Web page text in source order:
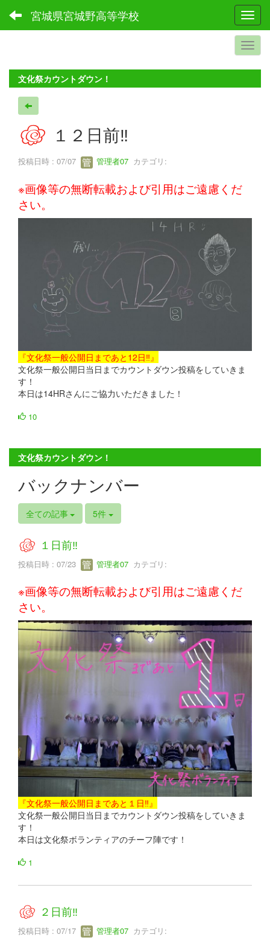
宮城県宮城野高等学校
文化祭カウントダウン！
１２日前‼
投稿日時 : 07/07 管理者07 カテゴリ:
※画像等の無断転載および引用はご遠慮くだ
さい。
『文化祭一般公開日まであと12日‼』
文化祭一般公開日当日までカウントダウン投稿をしていきま
す！
本日は14HRさんにご協力いただきました！
10
文化祭カウントダウン！
バックナンバー
全ての記事 5件
１日前‼
投稿日時 : 07/23 管理者07 カテゴリ:
※画像等の無断転載および引用はご遠慮くだ
さい。
『文化祭一般公開日まであと１日‼』
文化祭一般公開日当日までカウントダウン投稿をしていきま
す！
本日は文化祭ボランティアのチーフ陣です！
1
２日前‼
投稿日時 : 07/17 管理者07 カテゴリ: